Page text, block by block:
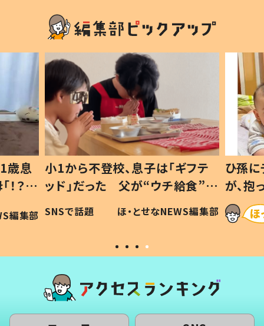
歳息
？」
編集部
小1から不登校、息子は「ギフテ
ッド」だった 父が“ウチ給食”を
作り続ける理由とは #令和の親
#令和の子
SNSで話題 ほ・とせなNEWS編集部
ひ孫
が、
「涙が
い」